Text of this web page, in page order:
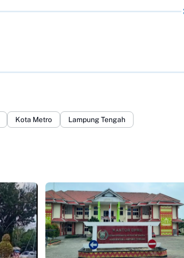
Kota Metro
Lampung Tengah